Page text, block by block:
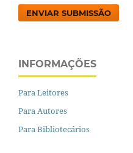
ENVIAR SUBMISSÃO
INFORMAÇÕES
Para Leitores
Para Autores
Para Bibliotecários